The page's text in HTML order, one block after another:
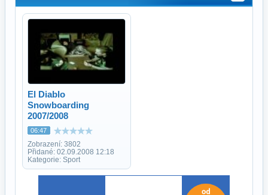
El Diablo
Snowboarding
2007/2008
06:47
Zobrazení: 3802
Přidané: 02.09.2008 12:18
Kategorie: Sport